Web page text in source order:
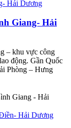
Giang- Hải
– khu vực công
động. Gần Quốc
Phòng – Hưng
Giang - Hải